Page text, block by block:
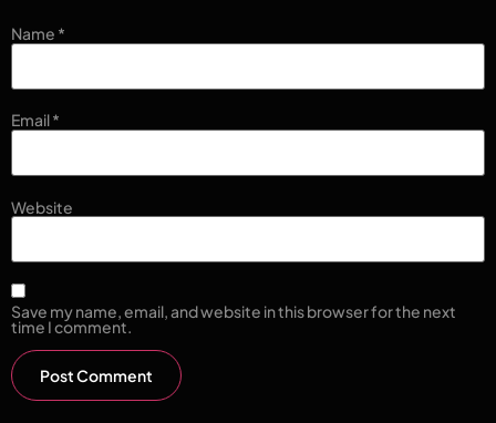
Name *
Email*
Website
Save my name, email, and website in this browser for the next
time I comment.